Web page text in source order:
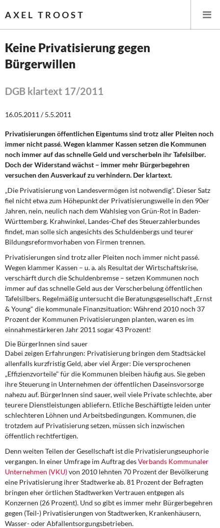
AXEL TROOST
Startseite
Themen
Leitlinien linker Wirtschafts- und Finanzpolitik
Wirtschaftspolitik
Steuer- und Finanzpolitik
Eurokrise und Griechenland
DIE LINKE
Weitere Themen
Memo-Gruppe
Institut Solidarische Moderne
Rosa-Luxemburg-Stiftung
Über mich
Kontakt
Keine Privatisierung gegen
Bürgerwillen
DGB klartext 17/2011
16.05.2011 / 5.5.2011
Privatisierungen öffentlichen Eigentums sind trotz aller Pleiten noch
immer nicht passé. Wegen klammer Kassen setzen die Kommunen
noch immer auf das schnelle Geld und verscherbeln ihr Tafelsilber.
Doch der Widerstand wächst – immer mehr Bürgerbegehren
versuchen den Ausverkauf zu verhindern. Der klartext.
„Die Privatisierung von Landesvermögen ist notwendig". Dieser Satz
fiel nicht etwa zum Höhepunkt der Privatisierungswelle in den 90er
Jahren, nein, neulich nach dem Wahlsieg von Grün-Rot in Baden-
Württemberg. Krahwinkel, Landes-Chef des Steuerzahlerbundes
findet, man solle sich angesichts des Schuldenbergs und teurer
Bildungsreformvorhaben von Firmen trennen.
Privatisierungen sind trotz aller Pleiten noch immer nicht passé.
Wegen klammer Kassen – u. a. als Resultat der Wirtschaftskrise,
verschärft durch die Schuldenbremse – setzen Kommunen noch
immer auf das schnelle Geld aus der Verscherbelung öffentlichen
Tafelsilbers. Regelmäßig untersucht die Beratungsgesellschaft „Ernst
& Young" die kommunale Finanzsituation: Während 2010 noch 37
Prozent der Kommunen Privatisierungen planten, waren es im
einnahmestärkeren Jahr 2011 sogar 43 Prozent!
Die BürgerInnen sind sauer
Dabei zeigen Erfahrungen: Privatisierung bringen dem Stadtsäckel
allenfalls kurzfristig Geld, aber viel Ärger: Die versprochenen
„Effizienzvorteile" für die Kommunen bleiben häufig aus. Sie geben
ihre Steuerung in Unternehmen der öffentlichen Daseinsvorsorge
nahezu auf. BürgerInnen sind sauer, weil viele Private schlechte, aber
teurere Dienstleistungen abliefern. Etliche Beschäftigte leiden unter
schlechteren Löhnen und Arbeitsbedingungen. Kommunen, die
trotzdem auf Privatisierung setzen, müssen sich inzwischen
öffentlich rechtfertigen.
Denn weiten Teilen der Gesellschaft ist die Privatisierungseuphorie
vergangen. In einer Umfrage im Auftrag desVerbands Kommunaler
Unternehmen (VKU)von 2010 lehnten 70 Prozent der Bevölkerung
eine Privatisierung ihrer Stadtwerke ab. 81 Prozent der Befragten
bringen eher örtlichen Stadtwerken Vertrauen entgegen als
Konzernen (26 Prozent). Und so gibt es immer mehr Bürgerbegehren
gegen (Teil-) Privatisierungen von Stadtwerken, Krankenhäusern,
Wasser- oder Abfallentsorgungsbetrieben.